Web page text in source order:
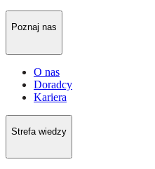
Poznaj nas
O nas
Doradcy
Kariera
Strefa wiedzy